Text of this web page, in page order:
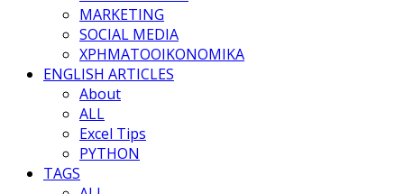
MARKETING
SOCIAL MEDIA
ΧΡΗΜΑΤΟΟΙΚΟΝΟΜΙΚΑ
ENGLISH ARTICLES
About
ALL
Excel Tips
PYTHON
TAGS